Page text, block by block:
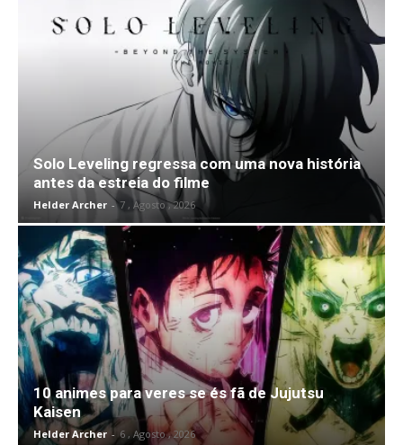
Solo Leveling regressa com uma nova história
antes da estreia do filme
Helder Archer - 7 , Agosto , 2026
10 animes para veres se és fã de Jujutsu
Kaisen
Helder Archer - 6 , Agosto , 2026